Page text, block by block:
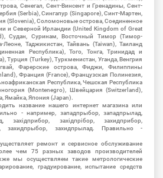
Сенегал, Сент-Винсент и Гренадины, Сент-
(Serbia), Сингапур (Singapore), Синт-Мартен,
(Slovenia), Соломоновые острова, Соединенное
и Северной Ирландии (United Kingdom of Great
Судан, Суринам, Восточный Тимор (Тимор-
Таджикистан, Тайвань (Taiwan), Таиланд
Республика), Того, Тонга, Тринидад и
Турция (Turkey), Туркменистан, Уганда, Венгрия
Фарерские острова, Фиджи, Филиппины
Франция (France), Французская Полинезия,
Республика, Чешская Республика
(Montenegro), Швейцария (Switzerland),
Ямайка, Япония (Japan).
название нашего интернет магазина или
- например, западпрыбор, западпрылад,
західприбор, західпрібор, захидприбор,
захидпрыбор, захидпрылад. Правильно -
ремонт и сервисное обслуживание
чем 75 разных заводов производителей
мы осуществляем такие метрологические
градуирование, испытание средств